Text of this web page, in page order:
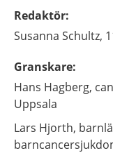
Redaktör:
Susanna Schultz,
Granskare:
Hans Hagberg,
Uppsala
Lars Hjorth,